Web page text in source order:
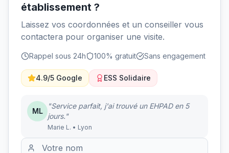
établissement ?
Laissez vos coordonnées et un conseiller vous
contactera pour organiser une visite.
Rappel sous 24h 100% gratuit Sans engagement
4.9/5 Google ESS Solidaire
ML
"Service parfait, j'ai trouvé un EHPAD en 5
jours."
Marie L. • Lyon